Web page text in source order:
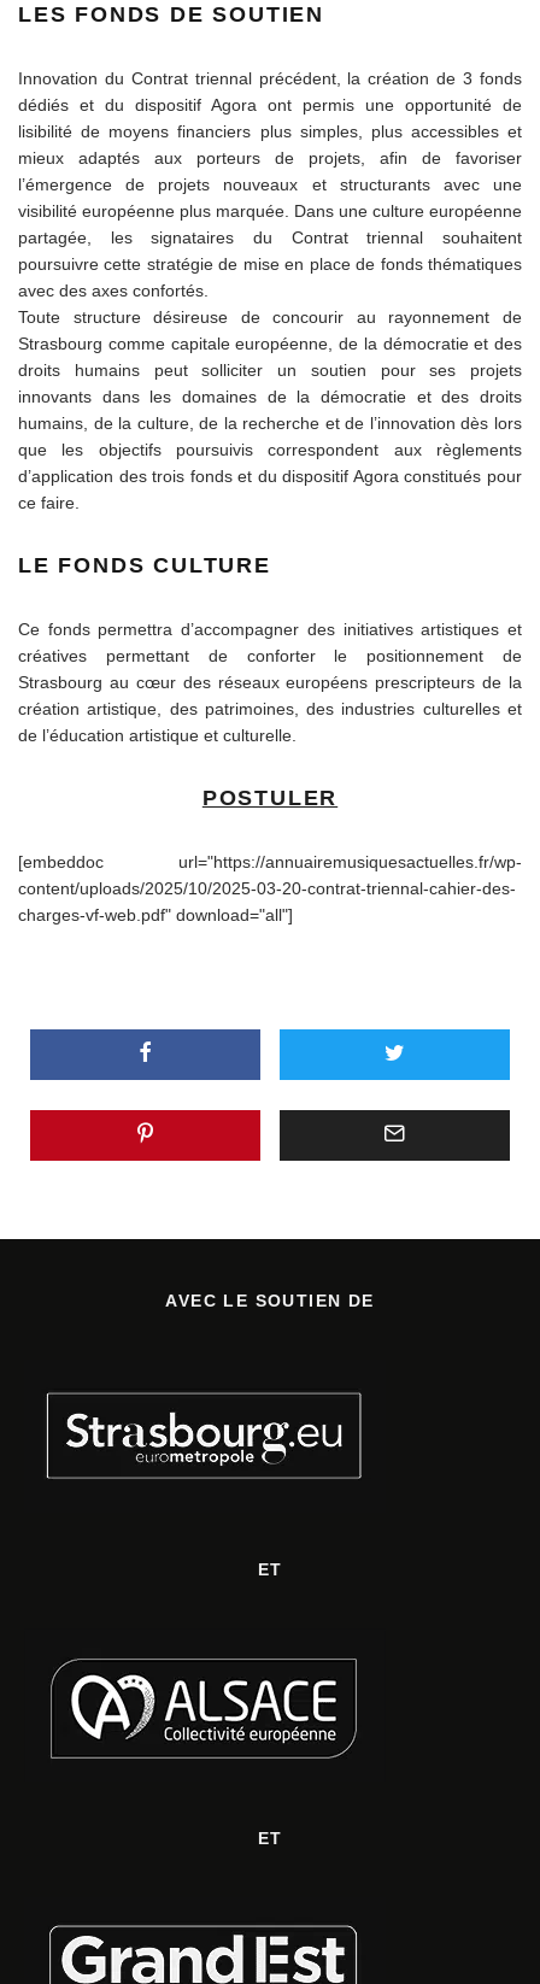
LES FONDS DE SOUTIEN
Innovation du Contrat triennal précédent, la création de 3 fonds
dédiés et du dispositif Agora ont permis une opportunité de
lisibilité de moyens financiers plus simples, plus accessibles et
mieux adaptés aux porteurs de projets, afin de favoriser
l’émergence de projets nouveaux et structurants avec une
visibilité européenne plus marquée. Dans une culture européenne
partagée, les signataires du Contrat triennal souhaitent
poursuivre cette stratégie de mise en place de fonds thématiques
avec des axes confortés.
Toute structure désireuse de concourir au rayonnement de
Strasbourg comme capitale européenne, de la démocratie et des
droits humains peut solliciter un soutien pour ses projets
innovants dans les domaines de la démocratie et des droits
humains, de la culture, de la recherche et de l’innovation dès lors
que les objectifs poursuivis correspondent aux règlements
d’application des trois fonds et du dispositif Agora constitués pour
ce faire.
LE FONDS CULTURE
Ce fonds permettra d’accompagner des initiatives artistiques et
créatives permettant de conforter le positionnement de
Strasbourg au cœur des réseaux européens prescripteurs de la
création artistique, des patrimoines, des industries culturelles et
de l’éducation artistique et culturelle.
POSTULER
[embeddoc url="https://annuairemusiquesactuelles.fr/wp-
content/uploads/2025/10/2025-03-20-contrat-triennal-cahier-des-
charges-vf-web.pdf" download="all"]
AVEC LE SOUTIEN DE
ET
ET